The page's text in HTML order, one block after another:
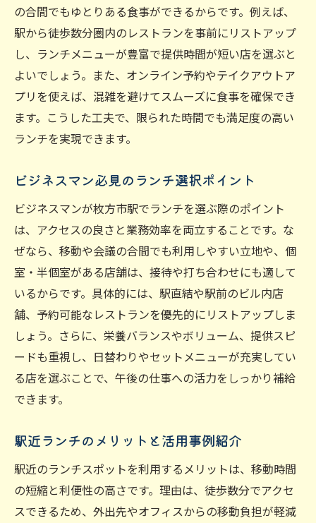
駅近ランチで移動時間を最小限に抑える秘
訣
忙しいビジネスマンのためのランチ活用法
駅近のランチ店選びで得するポイント紹介
ランチを手早く済ませるための時短術紹介
効率的なランチ選びで午後も快適に過ごす
個室ランチで叶えるプライベート空間の魅
力
会食や接待に最適なランチ活用術を解説
枚方市駅で個室ランチを選ぶポイントとは
ランチミーティングがはかどる店の特徴
落ち着いた個室ランチで商談もスムーズに
コスパ重視のランチ選びで午後も快調に
コスパ抜群のランチ選びで満足度アップ
午後も頑張れるランチの選び方を伝授
コストパフォーマンスを見極めるポイント
多彩なジャンルから選ぶ満足度の高いランチ
ジャンル豊富なランチで気分転換を図る
気分や相手に合わせたランチジャンル選び
の合間でもゆとりある食事ができるからです。例えば、
駅から徒歩数分圏内のレストランを事前にリストアップ
し、ランチメニューが豊富で提供時間が短い店を選ぶと
よいでしょう。また、オンライン予約やテイクアウトア
プリを使えば、混雑を避けてスムーズに食事を確保でき
ます。こうした工夫で、限られた時間でも満足度の高い
ランチを実現できます。
ビジネスマン必見のランチ選択ポイント
ビジネスマンが枚方市駅でランチを選ぶ際のポイント
は、アクセスの良さと業務効率を両立することです。な
ぜなら、移動や会議の合間でも利用しやすい立地や、個
室・半個室がある店舗は、接待や打ち合わせにも適して
いるからです。具体的には、駅直結や駅前のビル内店
舗、予約可能なレストランを優先的にリストアップしま
しょう。さらに、栄養バランスやボリューム、提供スピ
ードも重視し、日替わりやセットメニューが充実してい
る店を選ぶことで、午後の仕事への活力をしっかり補給
できます。
駅近ランチのメリットと活用事例紹介
駅近のランチスポットを利用するメリットは、移動時間
の短縮と利便性の高さです。理由は、徒歩数分でアクセ
スできるため、外出先やオフィスからの移動負担が軽減